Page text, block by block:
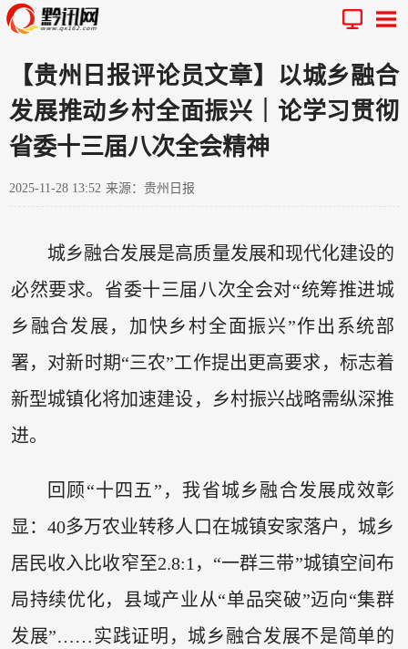
【贵州日报评论员文章】以城乡融合
发展推动乡村全面振兴｜论学习贯彻
省委十三届八次全会精神
2025-11-28 13:52 来源：贵州日报
城乡融合发展是高质量发展和现代化建设的
必然要求。省委十三届八次全会对“统筹推进城
乡融合发展，加快乡村全面振兴”作出系统部
署，对新时期“三农”工作提出更高要求，标志着
新型城镇化将加速建设，乡村振兴战略需纵深推
进。
回顾“十四五”，我省城乡融合发展成效彰
显：40多万农业转移人口在城镇安家落户，城乡
居民收入比收窄至2.8:1，“一群三带”城镇空间布
局持续优化，县域产业从“单品突破”迈向“集群
发展”……实践证明，城乡融合发展不是简单的